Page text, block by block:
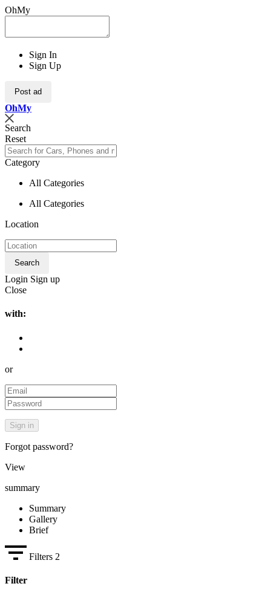
OhMy
Sign In
Sign Up
Post ad
OhMy
Search
Reset
Category
All Categories
All Categories
Location
Search
Login Sign up
Close
with:
or
Forgot password?
View
summary
Summary
Gallery
Brief
Filters 2
Filter